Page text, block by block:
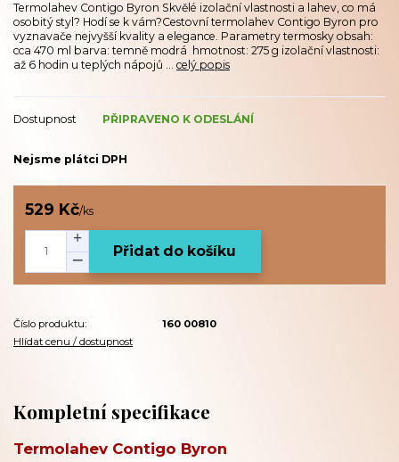
Termolahev Contigo Byron Skvělé izolační vlastnosti a lahev, co má
osobitý styl? Hodí se k vám?Cestovní termolahev Contigo Byron pro
vyznavače nejvyšší kvality a elegance. Parametry termosky obsah:
cca 470 ml barva: temně modrá hmotnost: 275 g izolační vlastnosti:
až 6 hodin u teplých nápojů ... celý popis
Dostupnost PŘIPRAVENO K ODESLÁNÍ
Nejsme plátci DPH
529 Kč/ks
Přidat do košíku
Číslo produktu:
160 00810
Hlídat cenu / dostupnost
Kompletní specifikace
Termolahev Contigo Byron